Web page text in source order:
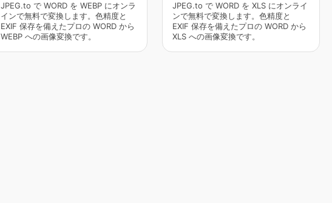
JPEG.to で WORD を WEBP にオンラ
インで無料で変換します。色精度と
EXIF 保存を備えたプロの WORD から
WEBP への画像変換です。
JPEG.to で WORD を XLS にオンライ
ンで無料で変換します。色精度と
EXIF 保存を備えたプロの WORD から
XLS への画像変換です。